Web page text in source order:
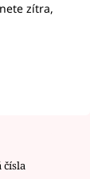
zítra,
čísla